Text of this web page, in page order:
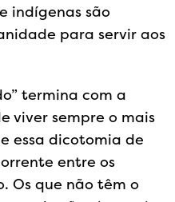
indígenas são
para servir aos
termina com a
viver sempre o mais
essa dicotomia de
entre os
Os que não têm o